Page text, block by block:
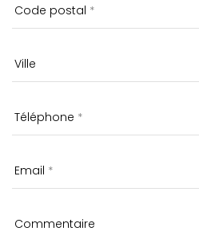
Code postal
Ville
Téléphone
Email
Commentaire